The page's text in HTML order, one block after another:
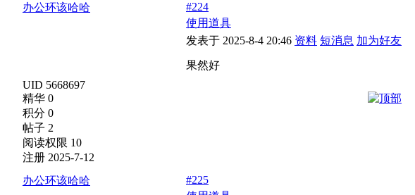
办公环该哈哈
UID 5668697
精华 0
积分 0
帖子 2
阅读权限 10
注册 2025-7-12
#224
使用道具
发表于 2025-8-4 20:46 资料 短消息 加为好友
果然好
办公环该哈哈
#225